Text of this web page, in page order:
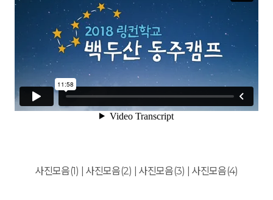
사진모음(1) 사진모음(2) 사진모음(3) 사진모음(4)